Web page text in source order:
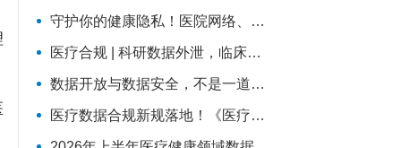
守护你的健康隐私！医院网络、数据安全科普，请收好这份防护指南
医疗合规 | 科研数据外泄，临床研究场景下的数据安全
数据开放与数据安全，不是一道选择题——两份国家级文件背后的标准化逻辑
医疗数据合规新规落地！《医疗卫生机构数据安全和个人信息保护管理办法（试行）》核心解读与行动指南